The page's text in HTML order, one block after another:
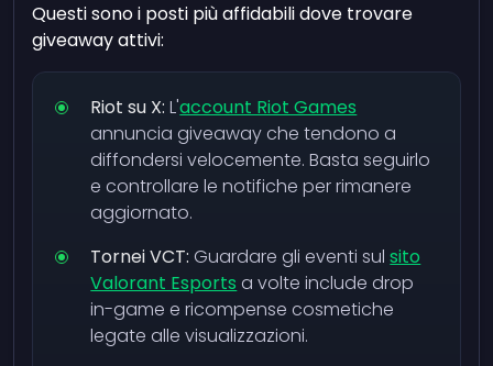
Questi sono i posti più affidabili dove trovare
giveaway attivi:
Riot su X: L'account Riot Games
annuncia giveaway che tendono a
diffondersi velocemente. Basta seguirlo
e controllare le notifiche per rimanere
aggiornato.
Tornei VCT: Guardare gli eventi sulsito
Valorant Esports a volte include drop
in-game e ricompense cosmetiche
legate alle visualizzazioni.